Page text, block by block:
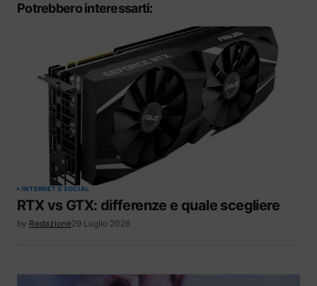
Potrebbero interessarti:
INTERNET E SOCIAL
RTX vs GTX: differenze e quale scegliere
by Redazione29 Luglio 2026